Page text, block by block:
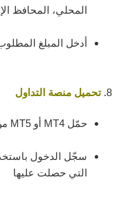
المحلي، المحافظ
أدخل المبلغ
تحميل منصة التداول
حمّل MT4 أو MT5 من صفحة “المنصات”
سجّل الدخول
التي حصلت عليها